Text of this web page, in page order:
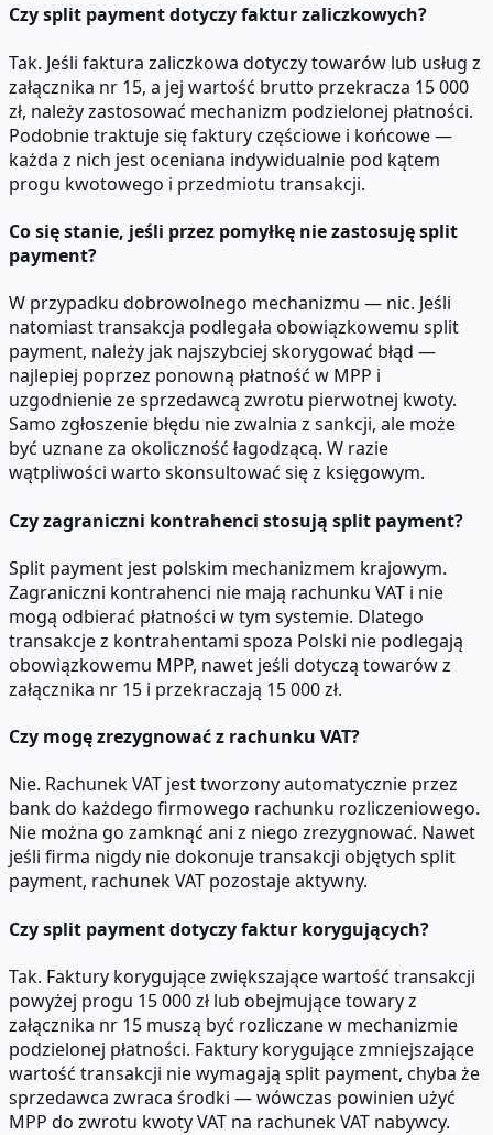
Czy split payment dotyczy faktur zaliczkowych?
Tak. Jeśli faktura zaliczkowa dotyczy towarów lub usług z
załącznika nr 15, a jej wartość brutto przekracza 15 000
zł, należy zastosować mechanizm podzielonej płatności.
Podobnie traktuje się faktury częściowe i końcowe —
każda z nich jest oceniana indywidualnie pod kątem
progu kwotowego i przedmiotu transakcji.
Co się stanie, jeśli przez pomyłkę nie zastosuję split
payment?
W przypadku dobrowolnego mechanizmu — nic. Jeśli
natomiast transakcja podlegała obowiązkowemu split
payment, należy jak najszybciej skorygować błąd —
najlepiej poprzez ponowną płatność w MPP i
uzgodnienie ze sprzedawcą zwrotu pierwotnej kwoty.
Samo zgłoszenie błędu nie zwalnia z sankcji, ale może
być uznane za okoliczność łagodzącą. W razie
wątpliwości warto skonsultować się z księgowym.
Czy zagraniczni kontrahenci stosują split payment?
Split payment jest polskim mechanizmem krajowym.
Zagraniczni kontrahenci nie mają rachunku VAT i nie
mogą odbierać płatności w tym systemie. Dlatego
transakcje z kontrahentami spoza Polski nie podlegają
obowiązkowemu MPP, nawet jeśli dotyczą towarów z
załącznika nr 15 i przekraczają 15 000 zł.
Czy mogę zrezygnować z rachunku VAT?
Nie. Rachunek VAT jest tworzony automatycznie przez
bank do każdego firmowego rachunku rozliczeniowego.
Nie można go zamknąć ani z niego zrezygnować. Nawet
jeśli firma nigdy nie dokonuje transakcji objętych split
payment, rachunek VAT pozostaje aktywny.
Czy split payment dotyczy faktur korygujących?
Tak. Faktury korygujące zwiększające wartość transakcji
powyżej progu 15 000 zł lub obejmujące towary z
załącznika nr 15 muszą być rozliczane w mechanizmie
podzielonej płatności. Faktury korygujące zmniejszające
wartość transakcji nie wymagają split payment, chyba że
sprzedawca zwraca środki — wówczas powinien użyć
MPP do zwrotu kwoty VAT na rachunek VAT nabywcy.